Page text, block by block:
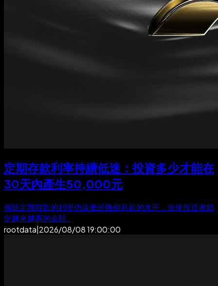
定期存款利率持續低迷：投資多少才能在
30天內產生50,000元
傳統定期存款的利率仍遠低於幾個月前的水平，迫使投資者鎖
定越來越高的金額。
rootdata|2026/08/08 19:00:00